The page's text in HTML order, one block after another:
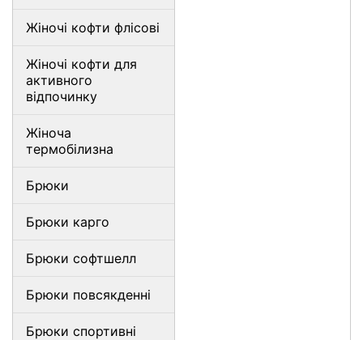
Жіночі кофти флісові
Жіночі кофти для
активного
відпочинку
Жіноча
термобілизна
Брюки
Брюки карго
Брюки софтшелл
Брюки повсякденні
Брюки спортивні